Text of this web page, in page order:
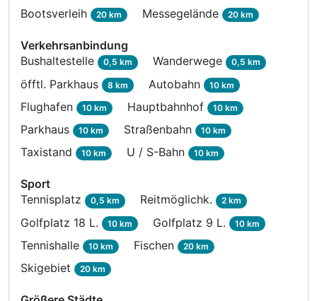
Bootsverleih 20 km Messegelände 20 km
Verkehrsanbindung
Bushaltestelle 0,5 km Wanderwege 0,5 km
öfftl. Parkhaus 8 km Autobahn 10 km
Flughafen 10 km Hauptbahnhof 10 km
Parkhaus 10 km Straßenbahn 10 km
Taxistand 10 km U / S-Bahn 10 km
Sport
Tennisplatz 0,5 km Reitmöglichk. 2 km
Golfplatz 18 L. 10 km Golfplatz 9 L. 10 km
Tennishalle 10 km Fischen 20 km
Skigebiet 20 km